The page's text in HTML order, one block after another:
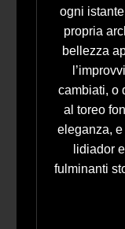
ogni
propria
bellezza
cambiati, o
al toreo
eleganza,
lidiador
fulminanti